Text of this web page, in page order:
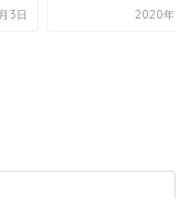
3日 2020年7